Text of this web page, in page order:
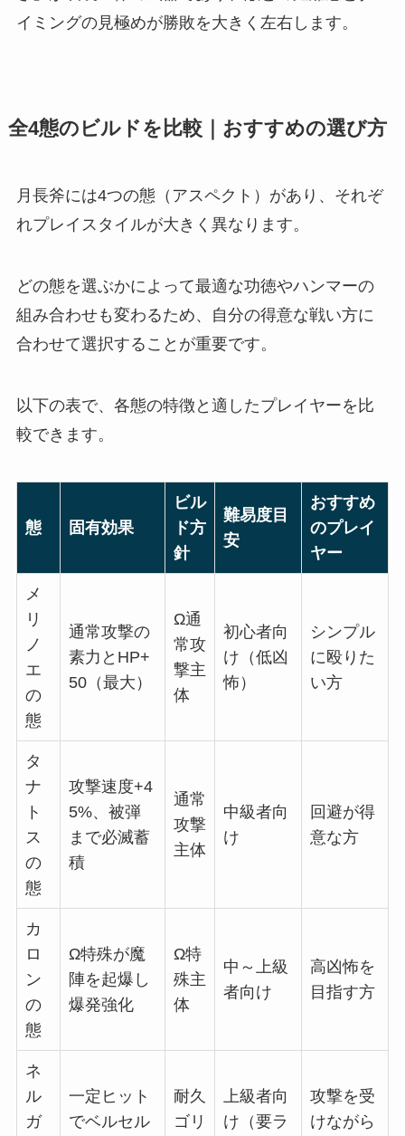
イミングの見極めが勝敗を大きく左右します。
全4態のビルドを比較｜おすすめの選び方
月長斧には4つの態（アスペクト）があり、それぞ
れプレイスタイルが大きく異なります。
どの態を選ぶかによって最適な功徳やハンマーの
組み合わせも変わるため、自分の得意な戦い方に
合わせて選択することが重要です。
以下の表で、各態の特徴と適したプレイヤーを比
較できます。
態 固有効果
ビル
ド方
針
難易度目
安
おすすめ
のプレイ
ヤー
メ
リ
ノ
エ
の
態
通常攻撃の
素力とHP+
50（最大）
Ω通
常攻
撃主
体
初心者向
け（低凶
怖）
シンプル
に殴りた
い方
タ
ナ
ト
ス
の
態
攻撃速度+4
5%、被弾
まで必滅蓄
積
通常
攻撃
主体
中級者向
け
回避が得
意な方
カ
ロ
ン
の
態
Ω特殊が魔
陣を起爆し
爆発強化
Ω特
殊主
体
中～上級
者向け
高凶怖を
目指す方
ネ
ル
ガ
一定ヒット
でベルセル
耐久
ゴリ
上級者向
け（要ラ
攻撃を受
けながら